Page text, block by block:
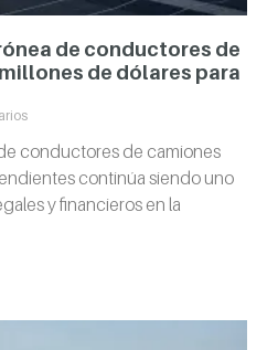
de conductores de
de dólares para
conductores de camiones
continúa siendo uno
y financieros en la